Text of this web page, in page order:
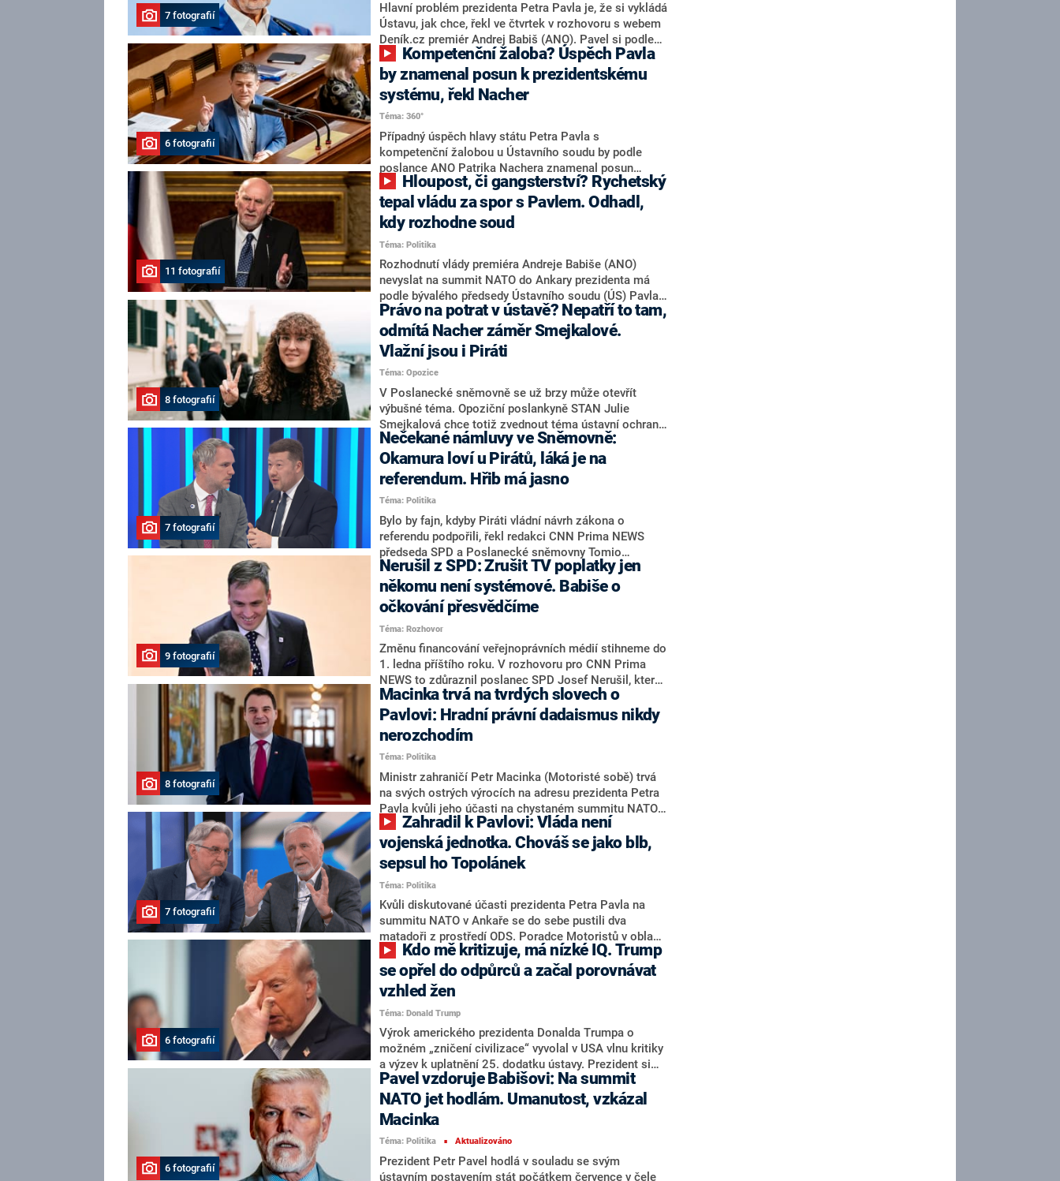
7 fotografií
Hlavní problém prezidenta Petra Pavla je, že si vykládá
Ústavu, jak chce, řekl ve čtvrtek v rozhovoru s webem
Deník.cz premiér Andrej Babiš (ANO). Pavel si podle
něj vymyslel neústavní podmínku, když po Babišovi
žádal před jmenováním premiérem oznámení, jak
vyřeší svůj střet zájmů. Pokud Pavel do Ankary
opravdu poletí, tak podle premiéra poškodí Českou
republiku v zahraničí. Letos se má podle Babiše jednat
o ekonomických záležitostech a penězích, na které
hlava státu nemá vliv a rozhoduje o nich vláda.
6 fotografií
by znamenal posun k prezidentskému
systému, řekl Nacher
Téma: 360°
Případný úspěch hlavy státu Petra Pavla s
kompetenční žalobou u Ústavního soudu by podle
poslance ANO Patrika Nachera znamenal posun
ústavy po 35 letech směrem k prezidentskému
systému. Řekl to v pořadu 360° na CNN Prima NEWS.
Potenciální vítězství prezidenta ve sporu s kabinetem
Andreje Babiše (ANO) by pak někdejšího předsedu
Sněmovny „překvapilo“. Místopředseda ODS Karel
Haas v diskuzi uvedl, že premiér Babiš opomenutím
Pavla při nominaci na summit NATO v Ankaře vyhověl
„truc názorům“ svých menších koaličních partnerů.
11 fotografií
tepal vládu za spor s Pavlem. Odhadl,
kdy rozhodne soud
Téma: Politika
Rozhodnutí vlády premiéra Andreje Babiše (ANO)
nevyslat na summit NATO do Ankary prezidenta má
podle bývalého předsedy Ústavního soudu (ÚS) Pavla
Rychetského dvě vysvětlení. „Buď jde o neznalost
ústavního systému, nebo o rozhodnutí vést válku proti
hlavě státu,“ okomentoval dění ve vysílání CNN Prima
NEWS. Podle Rychetského by Ústavní soud mohl
stihnout žalobu projednat do 7. července, tedy do
začátku spojeneckého summitu. Upozorňuje však na
možné následné „obstrukce“ ze strany vlády.
8 fotografií
Právo na potrat v ústavě? Nepatří to tam,
odmítá Nacher záměr Smejkalové.
Vlažní jsou i Piráti
Téma: Opozice
V Poslanecké sněmovně se už brzy může otevřít
výbušné téma. Opoziční poslankyně STAN Julie
Smejkalová chce totiž zvednout téma ústavní ochrany
potratů. Politička argumentuje tím, že existují
organizace a jedinci, kteří potraty zpochybňují. Ačkoliv
v parlamentu není žádná politická síla, která potraty
aktivně rozporuje, návrh Smejkalové dost možná
narazí. Vyplývá to z reakcí, které CNN Prima NEWS k
návrhu Smejkalové získala.
7 fotografií
Nečekané námluvy ve Sněmovně:
Okamura loví u Pirátů, láká je na
referendum. Hřib má jasno
Téma: Politika
Bylo by fajn, kdyby Piráti vládní návrh zákona o
referendu podpořili, řekl redakci CNN Prima NEWS
předseda SPD a Poslanecké sněmovny Tomio
Okamura. Vládní návrh je totiž ústavní zákon a
kabinetu pro jeho prosazení chybí ve Sněmovně
dvanáct hlasů, v Senátu ještě více. Nečekané
spojenectví dvou sněmovních rivalů se ale konat
zřejmě nebude. Piráti totiž v reakci pro CNN Prima
NEWS striktně odmítli, že by návrh podpořili. Podle
jejich předsedy Zdeňka Hřiba jim chybí například plán
boje s dezinformacemi.
9 fotografií
Nerušil z SPD: Zrušit TV poplatky jen
někomu není systémové. Babiše o
očkování přesvědčíme
Téma: Rozhovor
Změnu financování veřejnoprávních médií stihneme do
1. ledna příštího roku. V rozhovoru pro CNN Prima
NEWS to zdůraznil poslanec SPD Josef Nerušil, který
nahradil ve Sněmovně Markétu Šichtařovou
(Svobodní). Připustil ovšem, že ohlášený mezikrok,
podle kterého by se nejprve měly poplatky zrušit jen
pro některé skupiny, považuje za nesystémový.
Připustil však, že by šlo o dočasnou úlevu. Nerušil
také věří, že si zástupci SPD v rámci koalice vyjednají
ústupky ohledně Národní očkovací strategie a že na
jejich výtky dá i premiér Andrej Babiš (ANO). Jsou
případně v SPD připraveni iniciovat konec ministra
zdravotnictví Adama Vojtěcha (za ANO)?
8 fotografií
Macinka trvá na tvrdých slovech o
Pavlovi: Hradní právní dadaismus nikdy
nerozchodím
Téma: Politika
Ministr zahraničí Petr Macinka (Motoristé sobě) trvá
na svých ostrých výrocích na adresu prezidenta Petra
Pavla kvůli jeho účasti na chystaném summitu NATO.
Novinářům před svou cestou do Izraele řekl, že hlava
státu přistupuje k ústavě kreativním způsobem a on
sám prezidentův „právní dadaismus“ nikdy
„nerozchodí“.
7 fotografií
vojenská jednotka. Chováš se jako blb,
sepsul ho Topolánek
Téma: Politika
Kvůli diskutované účasti prezidenta Petra Pavla na
summitu NATO v Ankaře se do sebe pustili dva
matadoři z prostředí ODS. Poradce Motoristů v oblasti
zahraniční politiky Jan Zahradil označil dopis
prezidenta Pavla premiéru Andreji Babišovi (ANO) za
dopis neznámého autora. Ve sporu stojí na straně
vlády a míní, že kabinet není „vojenskou jednotkou
podléhající vrchnímu veliteli na Hradě“. Tato slova
naštvala expremiéra Mirka Topolánka, který Zahradila
označil za blba a vzkázal skrze něj koalici, aby
„přestali s tou hnusnou hrou“.
6 fotografií
se opřel do odpůrců a začal porovnávat
vzhled žen
Téma: Donald Trump
Výrok amerického prezidenta Donalda Trumpa o
možném „zničení civilizace“ vyvolal v USA vlnu kritiky
a výzev k uplatnění 25. dodatku ústavy. Prezident si
ale nebral servítky a na sociálních sítích ostře zaútočil
na odpůrce i bývalé spojence, které obvinil z nízké
inteligence a z podpory íránských jaderných ambicí.
6 fotografií
Pavel vzdoruje Babišovi: Na summit
NATO jet hodlám. Umanutost, vzkázal
Macinka
Téma: Politika ■ Aktualizováno
Prezident Petr Pavel hodlá v souladu se svým
ústavním postavením stát počátkem července v čele